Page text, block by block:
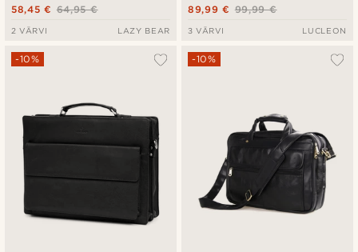
64,95 €
58,45 €
2 VÄRVI LAZY BEAR
99,99 €
89,99 €
3 VÄRVI LUCLEON
-10% -10%